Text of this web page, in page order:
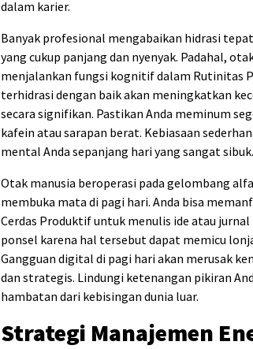
dalam karier.
Banyak profesional mengabaikan hidrasi
yang cukup panjang dan nyenyak. Padahal,
menjalankan fungsi kognitif dalam Rutinitas
terhidrasi dengan baik akan meningkatkan
secara signifikan. Pastikan Anda meminum
kafein atau sarapan berat. Kebiasaan
mental Anda sepanjang hari yang sangat sibuk.
Otak manusia beroperasi pada gelombang
membuka mata di pagi hari. Anda bisa
Cerdas Produktif untuk menulis ide atau
ponsel karena hal tersebut dapat memicu
Gangguan digital di pagi hari akan merusak
dan strategis. Lindungi ketenangan pikiran
hambatan dari kebisingan dunia luar.
Strategi Manajemen